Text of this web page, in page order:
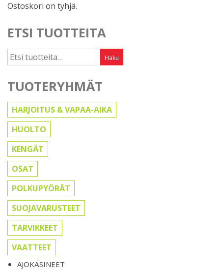
Ostoskori on tyhjä.
ETSI TUOTTEITA
Etsi: Haku
TUOTERYHMÄT
HARJOITUS & VAPAA-AIKA
HUOLTO
KENGÄT
OSAT
POLKUPYÖRÄT
SUOJAVARUSTEET
TARVIKKEET
VAATTEET
AJOKÄSINEET